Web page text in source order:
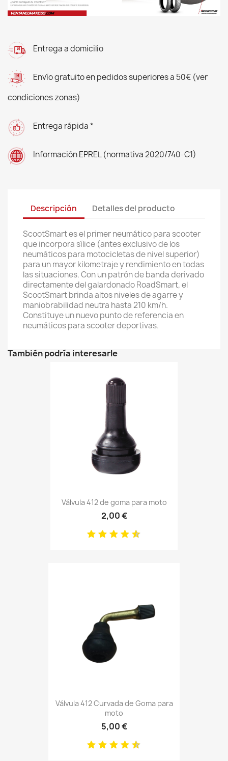
Entrega a domicilio
Envío gratuito en pedidos superiores a 50€ (ver
condiciones zonas)
Entrega rápida *
Información EPREL (normativa 2020/740-C1)
Descripción Detalles del producto
ScootSmart es el primer neumático para scooter
que incorpora sílice (antes exclusivo de los
neumáticos para motocicletas de nivel superior)
para un mayor kilometraje y rendimiento en todas
las situaciones. Con un patrón de banda derivado
directamente del galardonado RoadSmart, el
ScootSmart brinda altos niveles de agarre y
maniobrabilidad neutra hasta 210 km/h.
Constituye un nuevo punto de referencia en
neumáticos para scooter deportivas.
También podría interesarle
Válvula 412 de goma para moto
2,00 €
Válvula 412 Curvada de Goma para
moto
5,00 €